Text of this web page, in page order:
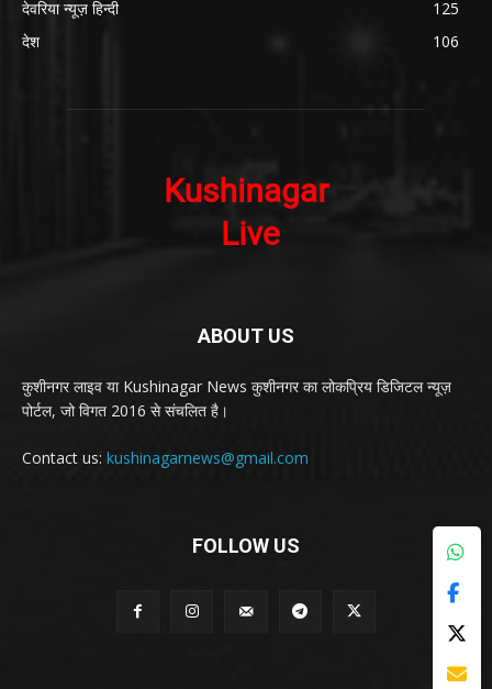
देवरिया न्यूज़ हिन्दी
125
देश
106
ABOUT US
कुशीनगर लाइव या Kushinagar News कुशीनगर का लोकप्रिय डिजिटल न्यूज़
पोर्टल, जो विगत 2016 से संचलित है।
Contact us: kushinagarnews@gmail.com
FOLLOW US